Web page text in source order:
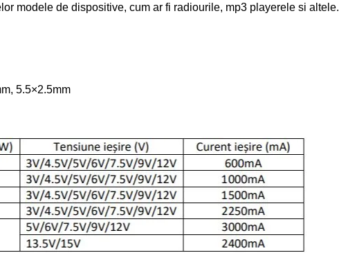
modele de dispositive, cum ar fi radiourile, mp3 playerele si altele.
5.5×2.5mm